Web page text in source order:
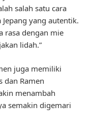
salah satu cara
yang autentik.
rasa dengan mie
lidah.”
juga memiliki
dan Ramen
menambah
semakin digemari